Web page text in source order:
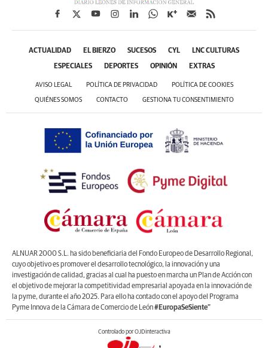
ACTUALIDAD EL BIERZO SUCESOS CYL LNC CULTURAS
ESPECIALES DEPORTES OPINIÓN EXTRAS
AVISO LEGAL POLÍTICA DE PRIVACIDAD POLÍTICA DE COOKIES
QUIÉNES SOMOS CONTACTO GESTIONA TU CONSENTIMIENTO
ALNUAR 2000 S.L. ha sido beneficiaria del Fondo Europeo de Desarrollo Regional,
cuyo objetivo es promover el desarrollo tecnológico, la innovación y una
investigación de calidad, gracias al cual ha puesto en marcha un Plan de Acción con
el objetivo de mejorar la competitividad empresarial apoyada en la innovación de
la pyme, durante el año 2025. Para ello ha contado con el apoyo del Programa
Pyme Innova de la Cámara de Comercio de León#EuropaSeSiente”
Controlado por OJDinteractiva